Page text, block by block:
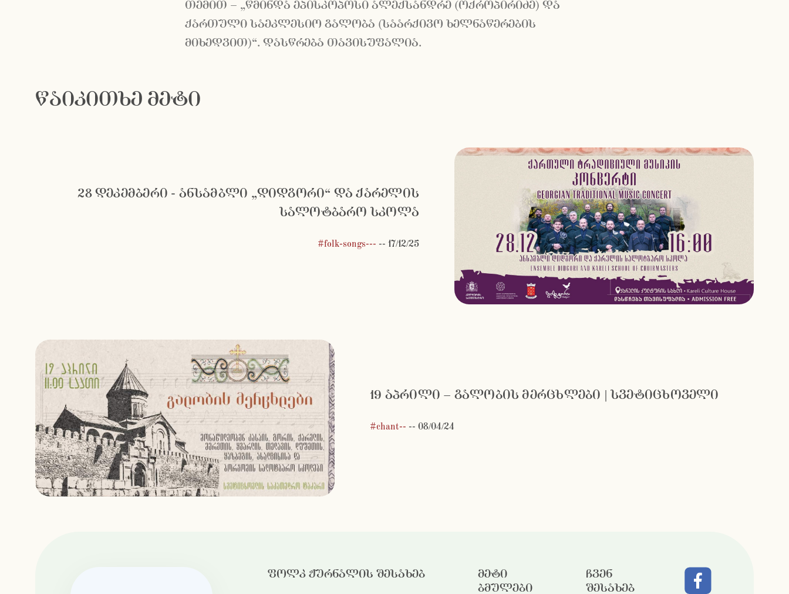
თემით – „წმინდა ეპისკოპოსი ალექსანდრე (ოქროპირიძე) და
ქართული საეკლესიო გალობა (საარქივო ხელნაწერების
მიხედვით)“. დასწრება თავისუფალია.
წაიკითხე მეტი
28 დეკემბერი - ანსამბლი „დიდგორი“ და ქარელის
სალოტბარო სკოლა
#folk-songs--- -- 17/12/25
19 აპრილი – გალობის მერცხლები | სვეტიცხოველი
#chant-- -- 08/04/24
ფოლკ ჟურნალის შესახებ
მეტი
ბმულები
ჩვენ
შესახებ